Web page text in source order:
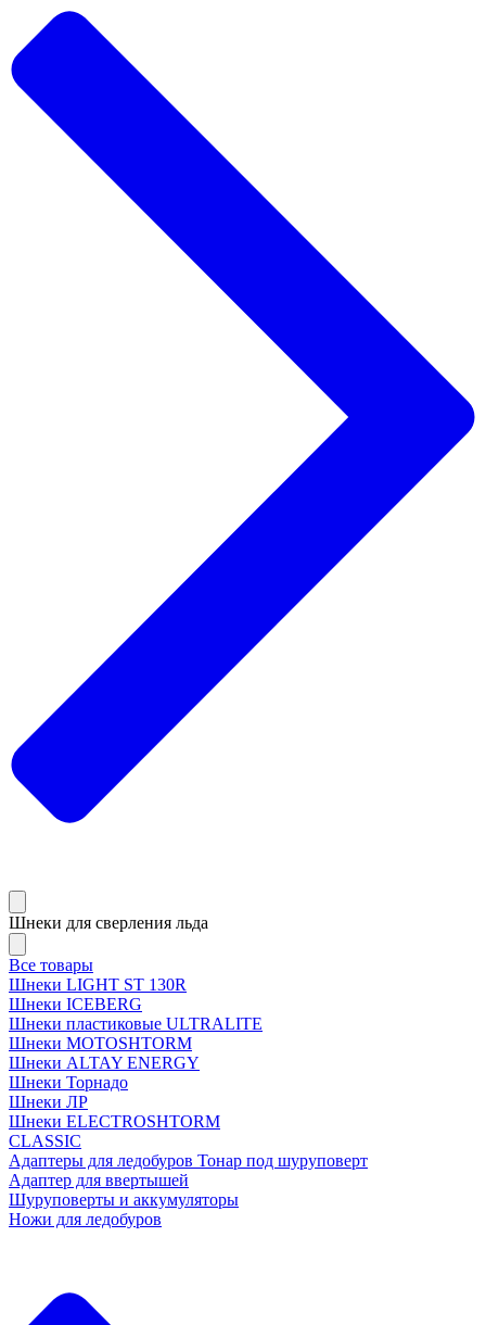
Шнеки для сверления льда
Все товары
Шнеки LIGHT ST 130R
Шнеки ICEBERG
Шнеки пластиковые ULTRALITE
Шнеки MOTOSHTORM
Шнеки ALTAY ENERGY
Шнеки Торнадо
Шнеки ЛР
Шнеки ELECTROSHTORM
CLASSIC
Адаптеры для ледобуров Тонар под шуруповерт
Адаптер для ввертышей
Шуруповерты и аккумуляторы
Ножи для ледобуров